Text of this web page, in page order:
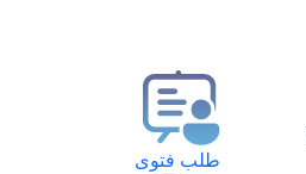
طلب فتوى